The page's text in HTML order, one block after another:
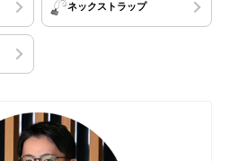
ネックストラップ